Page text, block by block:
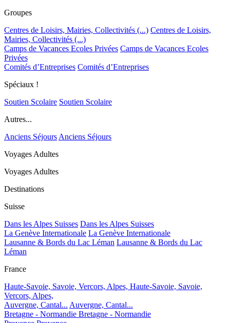
Groupes
Centres de Loisirs, Mairies, Collectivités (...) Centres de Loisirs,
Mairies, Collectivités (...)
Camps de Vacances Ecoles Privées Camps de Vacances Ecoles
Privées
Comités d’Entreprises Comités d’Entreprises
Spéciaux !
Soutien Scolaire Soutien Scolaire
Autres...
Anciens Séjours Anciens Séjours
Voyages Adultes
Voyages Adultes
Destinations
Suisse
Dans les Alpes Suisses Dans les Alpes Suisses
La Genève Internationale La Genève Internationale
Lausanne & Bords du Lac Léman Lausanne & Bords du Lac
Léman
France
Haute-Savoie, Savoie, Vercors, Alpes, Haute-Savoie, Savoie,
Vercors, Alpes,
Auvergne, Cantal... Auvergne, Cantal...
Bretagne - Normandie Bretagne - Normandie